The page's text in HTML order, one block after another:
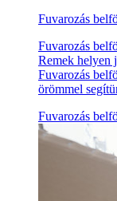
Fuvarozás
Fuvarozás
Remek helyen
Fuvarozás
örömmel
Fuvarozás